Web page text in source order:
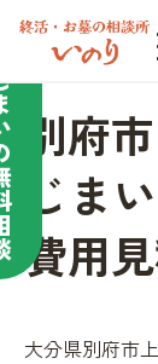
別府
じま
費用
大分県別府市